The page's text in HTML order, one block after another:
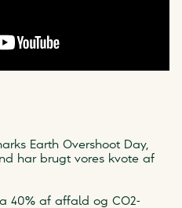
Earth Overshoot Day,
har brugt vores kvote af
40% af affald og CO2-